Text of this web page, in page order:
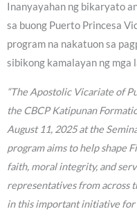
Inanyayahan ng bikaryato
sa buong Puerto Princesa
program na nakatuon sa
sibikong kamalayan ng mga
“The Apostolic Vicariate of
the CBCP Katipunan
August 11, 2025 at the
program aims to help shape
faith, moral integrity, and
representatives from across
in this important initiative for